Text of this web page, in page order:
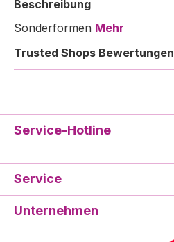
Beschreibung
Sonderformen Mehr
Trusted Shops Bewertungen
Service-Hotline
Service
Unternehmen